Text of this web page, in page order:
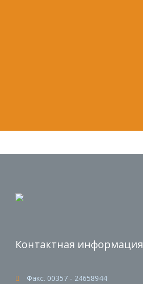
Контактная информация
 Факс. 00357 - 24658944